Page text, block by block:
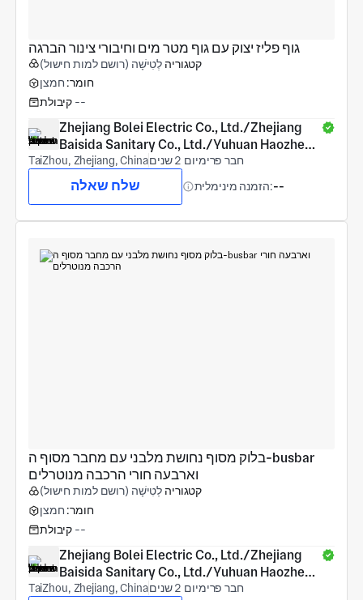
גוף פליז יצוק עם גוף מטר מים וחיבורי צינור הברגה
קטגוריה לְטִישָׁה (רושם למות חישול)
חומר: חמצן
קיבולת --
Zhejiang Bolei Electric Co., Ltd./Zhejiang
Baisida Sanitary Co., Ltd./Yuhuan Haozheng
COPPER Products Co., Ltd.
TaiZhou, Zhejiang, China חבר פרימיום 2 שנים
שלח שאלה הזמנה מינימלית:--
בלוק מסוף נחושת מלבני עם מחבר מסוף ה-busbar
וארבעה חורי הרכבה מנוטרלים
קטגוריה לְטִישָׁה (רושם למות חישול)
חומר: חמצן
קיבולת --
Zhejiang Bolei Electric Co., Ltd./Zhejiang
Baisida Sanitary Co., Ltd./Yuhuan Haozheng
COPPER Products Co., Ltd.
TaiZhou, Zhejiang, China חבר פרימיום 2 שנים